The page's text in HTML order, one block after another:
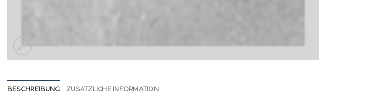
BESCHREIBUNG ZUSÄTZLICHE INFORMATION